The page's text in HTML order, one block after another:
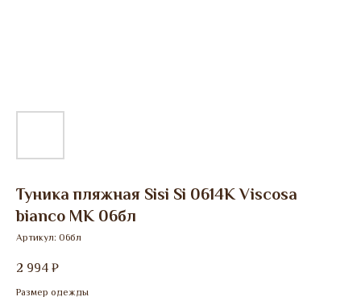
Туника пляжная Sisi Si 0614K Viscosa
bianco МК 06бл
Артикул: 06бл
2 994 ₽
Размер одежды